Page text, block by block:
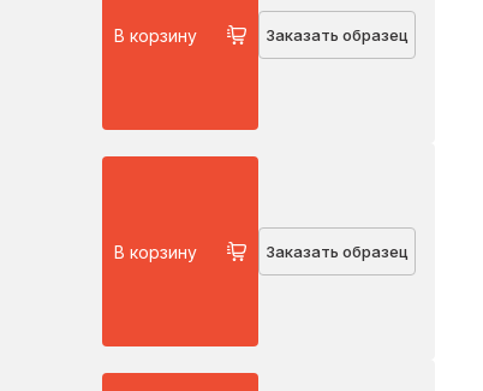
В корзину Заказать образец
В корзину Заказать образец